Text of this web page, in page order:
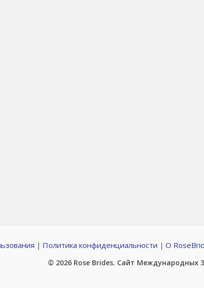
| Политика конфиденциальности | О
© 2026 Rose Brides. Сайт Международных